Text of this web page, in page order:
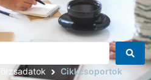
Törzsadatok Cikkcsoportok